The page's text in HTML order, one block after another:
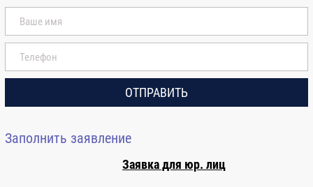
эффективности
строительного
производства
3.3.
Оценка
сметной стоимости
объекта
ОТПРАВИТЬ
Заполнить заявление
Заявка для юр. лиц